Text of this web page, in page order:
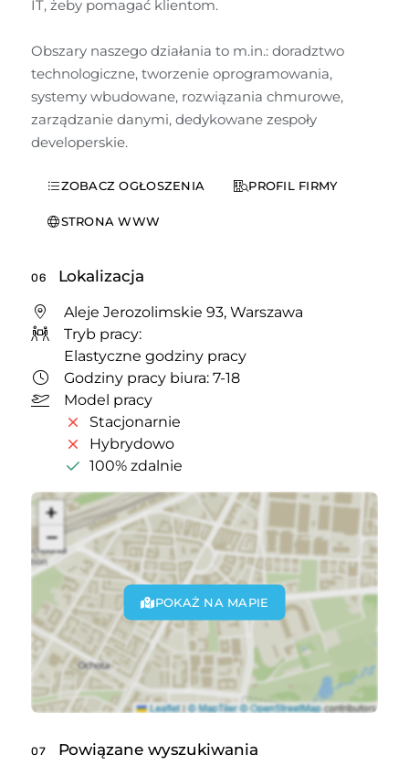
IT, żeby pomagać klientom.
Obszary naszego działania to m.in.: doradztwo
technologiczne, tworzenie oprogramowania,
systemy wbudowane, rozwiązania chmurowe,
zarządzanie danymi, dedykowane zespoły
developerskie.
ZOBACZ OGŁOSZENIA PROFIL FIRMY
STRONA WWW
06 Lokalizacja
Aleje Jerozolimskie 93, Warszawa
Tryb pracy:
Elastyczne godziny pracy
Godziny pracy biura: 7-18
Model pracy
Stacjonarnie
Hybrydowo
100% zdalnie
POKAŻ NA MAPIE
07 Powiązane wyszukiwania